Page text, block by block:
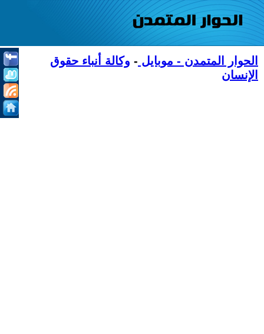
الحوار المتمدن - موبايل - وكالة أنباء حقوق
الإنسان